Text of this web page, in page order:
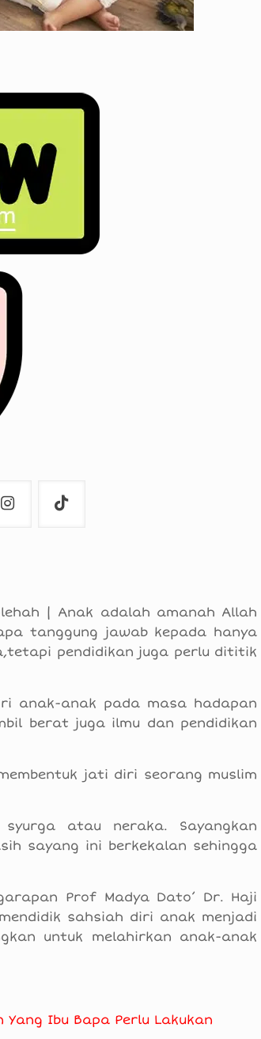
| Anak adalah amanah Allah
tanggung jawab kepada hanya
pendidikan juga perlu dititik
anak-anak pada masa hadapan
berat juga ilmu dan pendidikan
jati diri seorang muslim
atau neraka. Sayangkan
sayang ini berkekalan sehingga
Prof Madya Dato’ Dr. Haji
sahsiah diri anak menjadi
untuk melahirkan anak-anak
Ibu Bapa Perlu Lakukan